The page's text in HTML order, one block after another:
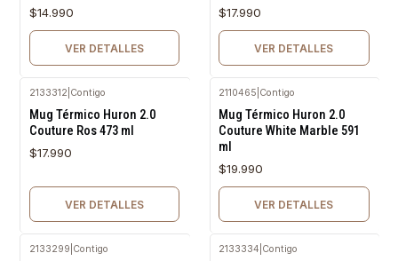
$14.990
VER DETALLES
$17.990
VER DETALLES
2133312 Contigo
Mug Térmico Huron 2.0
Couture Ros 473 ml
$17.990
VER DETALLES
2110465 Contigo
Mug Térmico Huron 2.0
Couture White Marble 591
ml
$19.990
VER DETALLES
2133299 Contigo 2133334 Contigo